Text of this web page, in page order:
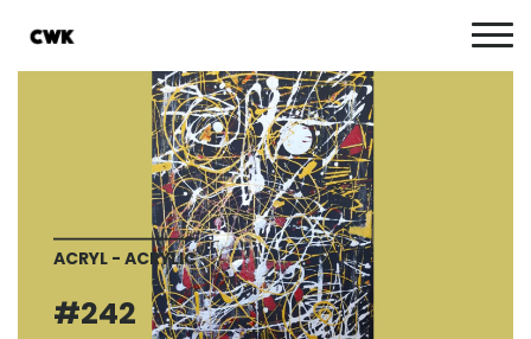
ACRYL - ACRYLIC
#242